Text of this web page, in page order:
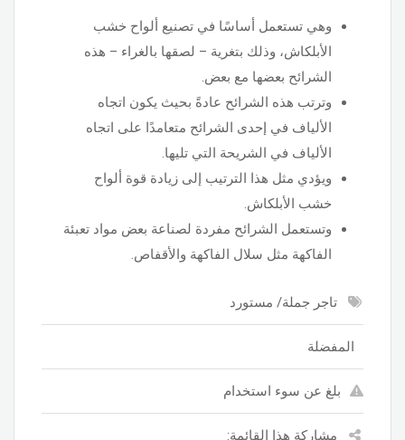
وهي تستعمل أساسًا في تصنيع ألواح خشب
الأبلكاش، وذلك بتغرية – لصقها بالغراء – هذه
الشرائح بعضها مع بعض.
وترتب هذه الشرائح عادةً بحيث يكون اتجاه
الألياف في إحدى الشرائح متعامدًا على اتجاه
الألياف في الشريحة التي تليها.
ويؤدي مثل هذا الترتيب إلى زيادة قوة ألواح
خشب الأبلكاش.
وتستعمل الشرائح مفردة لصناعة بعض مواد تعبئة
الفاكهة مثل سلال الفاكهة والأقفاص.
تاجر جملة/ مستورد
المفضلة
بلغ عن سوء استخدام
مشاركة هذا القائمة: